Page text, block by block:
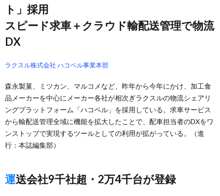
ト」採用
スピード求車＋クラウド輸配送管理で物流
DX
ラクスル株式会社 ハコベル事業本部
森永製菓、ミツカン、マルコメなど、昨年から今年にかけ、加工食
品メーカーを中心にメーカー各社が相次ぎラクスルの物流シェアリ
ングプラットフォーム「ハコベル」を採用している。求車サービス
から輸配送管理全域に機能を拡大したことで、配車担当者のDXをワ
ンストップで実現するツールとしての利用が拡がっている。（進
行：本誌編集部）
運送会社9千社超・2万4千台が登録